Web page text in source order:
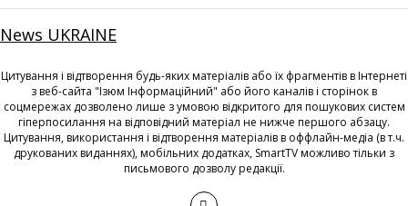
News UKRAINE
Цитування і відтворення будь-яких матеріалів або їх фрагментів в Інтернеті
з веб-сайта "Ізюм Інформаційний" або його каналів і сторінок в
соцмережах дозволено лише з умовою відкритого для пошукових систем
гіперпосилання на відповідний матеріал не нижче першого абзацу.
Цитування, використання і відтворення матеріалів в оффлайн-медіа (в т.ч.
друкованих виданнях), мобільних додатках, SmartTV можливо тільки з
письмового дозволу редакції.